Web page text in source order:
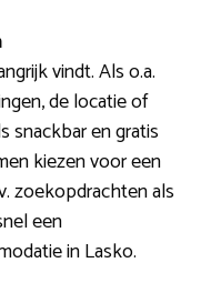
vindt. Als o.a.
de locatie of
snackbar en gratis
kiezen voor een
zoekopdrachten als
een
in Lasko.